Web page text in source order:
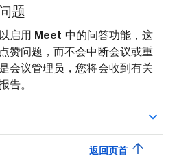
题
启用 Meet 中的问答功能，这
赞问题，而不会中断会议或重
会议管理员，您将会收到有关
告。
返回页首